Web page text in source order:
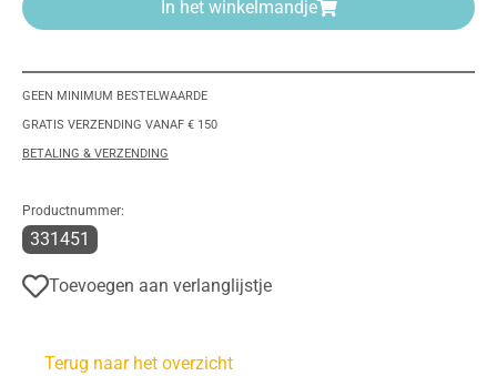
In het winkelmandje
GEEN MINIMUM BESTELWAARDE
GRATIS VERZENDING VANAF € 150
BETALING & VERZENDING
Productnummer:
331451
Toevoegen aan verlanglijstje
Terug naar het overzicht